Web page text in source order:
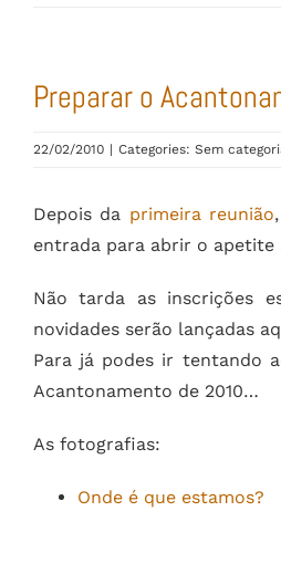
Preparar o
22/02/2010 | Categories: Sem
Depois da primeira reunião
entrada para abrir o apetite
Não tarda as inscrições
novidades serão lançadas
Para já podes ir tentando
Acantonamento de 2010…
As fotografias:
Onde é que estamos?